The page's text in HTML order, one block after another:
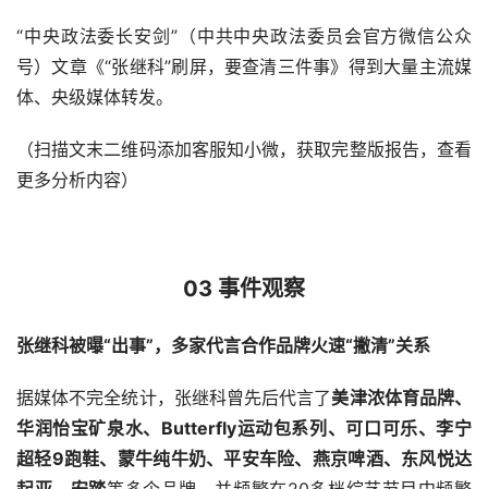
“中央政法委长安剑”（中共中央政法委员会官方微信公众
号）文章《“张继科”刷屏，要查清三件事》得到大量主流媒
体、央级媒体转发。
（扫描文末二维码添加客服知小微，获取完整版报告，查看
更多分析内容）
03 事件观察
张继科被曝“出事”，多家代言合作品牌火速“撇清”关系
据媒体不完全统计，张继科曾先后代言了美津浓体育品牌、
华润怡宝矿泉水、Butterfly运动包系列、可口可乐、李宁
超轻9跑鞋、蒙牛纯牛奶、平安车险、燕京啤酒、东风悦达